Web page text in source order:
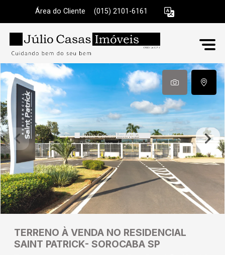
Área do Cliente (015) 2101-6161
TERRENO À VENDA NO RESIDENCIAL
SAINT PATRICK- SOROCABA SP